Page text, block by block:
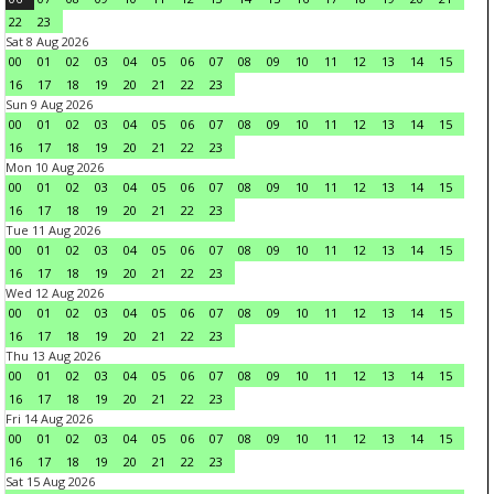
22
23
Sat 8 Aug 2026
00
01 02 03 04 05 06 07 08 09 10 11 12 13 14
15
16
17 18 19 20 21 22
23
Sun 9 Aug 2026
00
01 02 03 04 05 06 07 08 09 10 11 12 13 14
15
16
17 18 19 20 21 22
23
Mon 10 Aug 2026
00
01 02 03 04 05 06 07 08 09 10 11 12 13 14
15
16
17 18 19 20 21 22
23
Tue 11 Aug 2026
00
01 02 03 04 05 06 07 08 09 10 11 12 13 14
15
16
17 18 19 20 21 22
23
Wed 12 Aug 2026
00
01 02 03 04 05 06 07 08 09 10 11 12 13 14
15
16
17 18 19 20 21 22
23
Thu 13 Aug 2026
00
01 02 03 04 05 06 07 08 09 10 11 12 13 14
15
16
17 18 19 20 21 22
23
Fri 14 Aug 2026
00
01 02 03 04 05 06 07 08 09 10 11 12 13 14
15
16
17 18 19 20 21 22
23
Sat 15 Aug 2026